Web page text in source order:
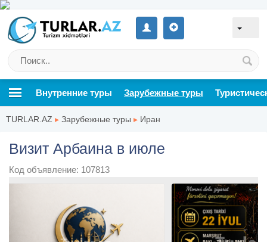
Внутренние туры Зарубежные туры
TURLAR.AZ ▸ Зарубежные туры ▸ Иран
Визит Арбаина в июле
Код объявление: 107813